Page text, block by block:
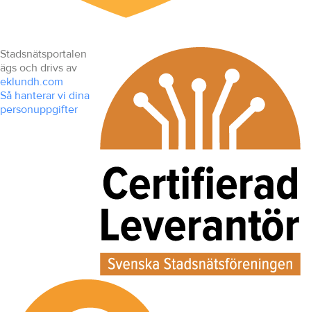
Stadsnätsportalen
ägs och drivs av
eklundh.com
Så hanterar vi dina
personuppgifter